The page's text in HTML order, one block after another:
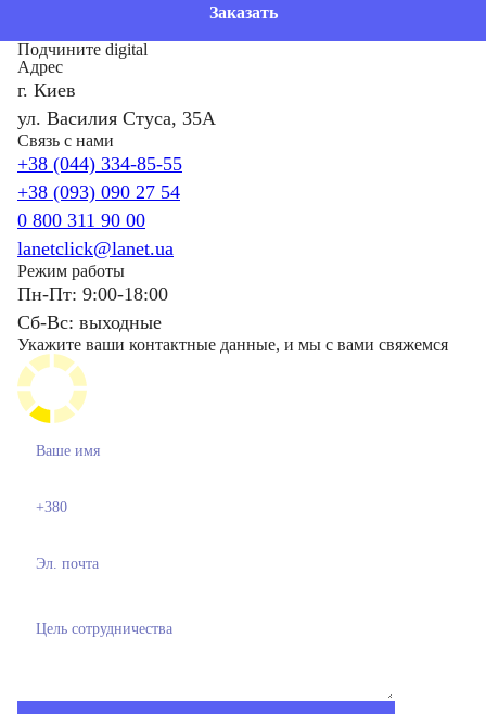
Заказать
Подчините digital
Адрес
г. Киев
ул. Василия Стуса, 35А
Связь с нами
+38 (044) 334-85-55
+38 (093) 090 27 54
0 800 311 90 00
lanetclick@lanet.ua
Режим работы
Пн-Пт: 9:00-18:00
Сб-Вс: выходные
Укажите ваши контактные данные, и мы с вами свяжемся